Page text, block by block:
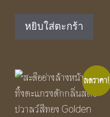
฿1,490.00.
หยิบใส่ตะกร้า
ลดราคา!